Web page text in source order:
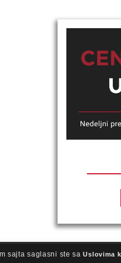
sajta saglasni ste saUslovima